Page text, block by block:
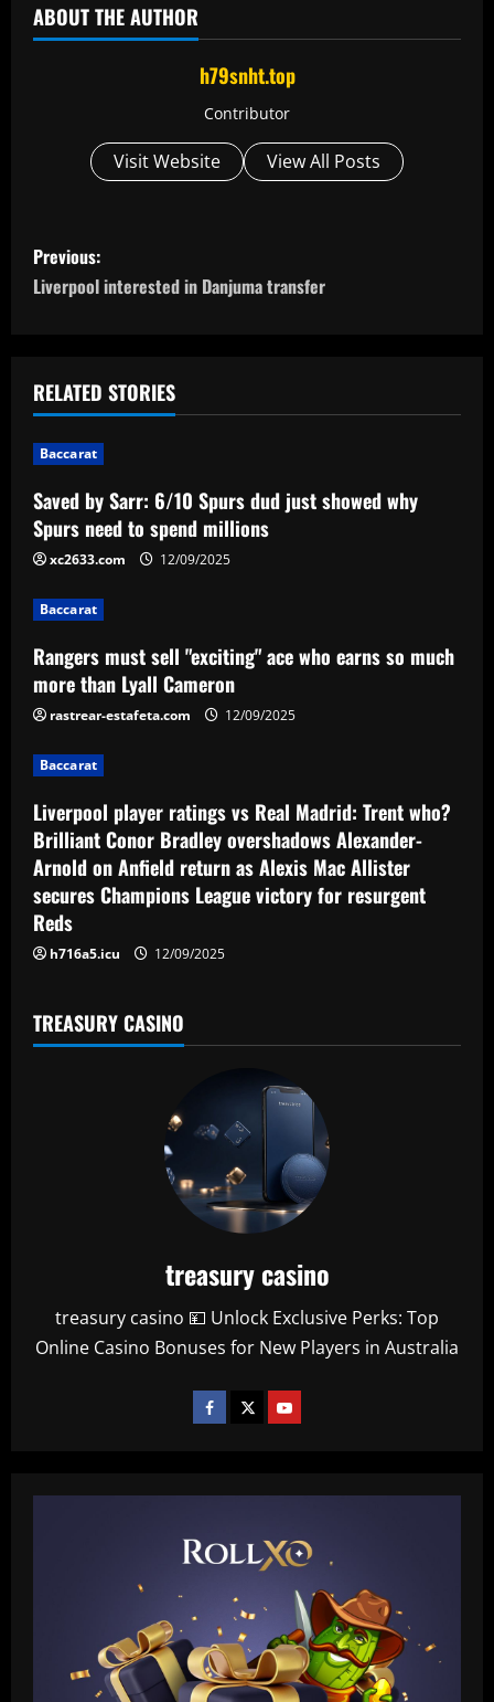
ABOUT THE AUTHOR
h79snht.top
Contributor
Visit Website View All Posts
P
o
t
n
a
v
i
g
a
t
i
o
n
Previous:
Liverpool interested in Danjuma transfer
RELATED STORIES
Baccarat
Saved by Sarr: 6/10 Spurs dud just showed why
Spurs need to spend millions
xc2633.com 12/09/2025
Baccarat
Rangers must sell "exciting" ace who earns so much
more than Lyall Cameron
rastrear-estafeta.com 12/09/2025
Baccarat
Liverpool player ratings vs Real Madrid: Trent who?
Brilliant Conor Bradley overshadows Alexander-
Arnold on Anfield return as Alexis Mac Allister
secures Champions League victory for resurgent
Reds
h716a5.icu 12/09/2025
TREASURY CASINO
treasury casino
treasury casino 💴 Unlock Exclusive Perks: Top
Online Casino Bonuses for New Players in Australia